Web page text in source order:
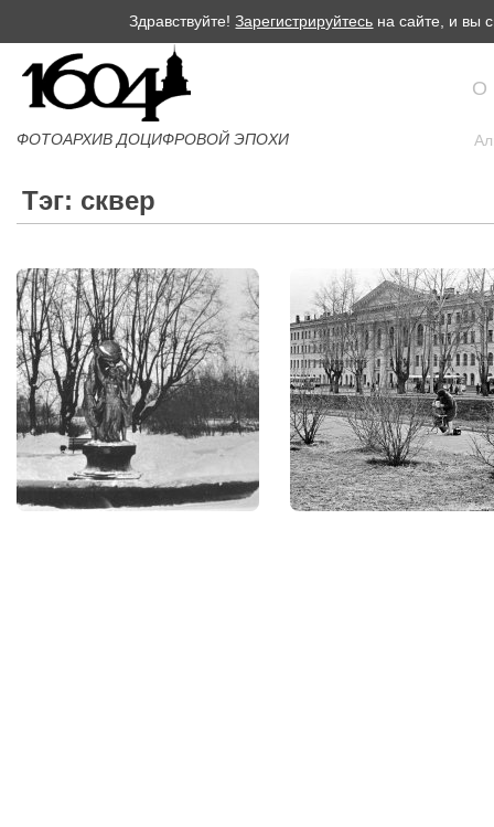
Здравствуйте!Зарегистрируйтесь на сайте, и вы
ФОТОАРХИВ ДОЦИФРОВОЙ ЭПОХИ
О
Тэг: сквер